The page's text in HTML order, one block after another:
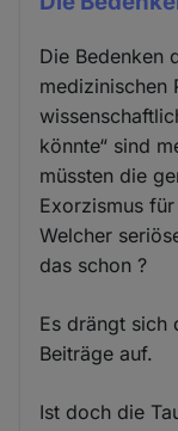
Die Bedenken
medizinischen
könnte“ sind
müssten die
Exorzismus
Welcher
das schon ?
Es drängt sich
Beiträge auf.
Ist doch die